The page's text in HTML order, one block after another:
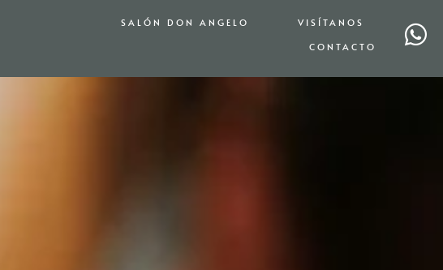
SALÓN DON ANGELO
VISÍTANOS
CONTACTO